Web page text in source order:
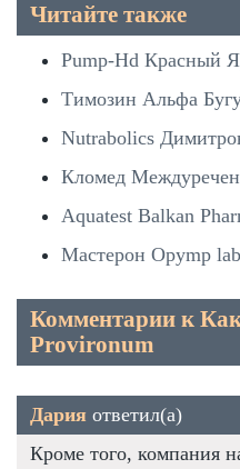
Читайте также
Pump-Hd Красный
Tимозин Альфа
Nutrabolics
Кломед
Aquatest Balkan
Мастерон Opymp
Комментарии к
Provironum
Дария ответил(а)
Кроме того, компания